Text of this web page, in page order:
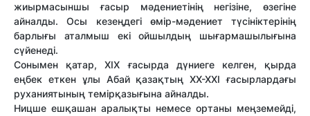
жиырмасыншы ғасыр мәдениетінің негізіне, өзегіне
айналды. Осы кезеңдегі өмір-мәдениет түсініктерінің
барлығы аталмыш екі ойшылдың шығармашылығына
сүйенеді.
Сонымен қатар, XIX ғасырда дүниеге келген, қырда
еңбек еткен ұлы Абай қазақтың XX-XXI ғасырлардағы
руханиятының темірқазығына айналды.
Ницше ешқашан аралықты немесе ортаны меңземейді,